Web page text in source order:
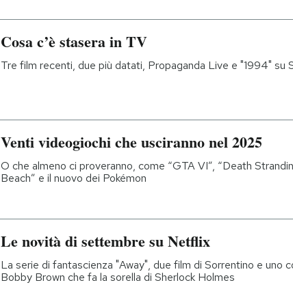
Cosa c’è stasera in TV
Tre film recenti, due più datati, Propaganda Live e "1994" su
Venti videogiochi che usciranno nel 2025
O che almeno ci proveranno, come “GTA VI”, “Death
Beach” e il nuovo dei Pokémon
Le novità di settembre su Netflix
La serie di fantascienza "Away", due film di Sorrentino e uno
Bobby Brown che fa la sorella di Sherlock Holmes